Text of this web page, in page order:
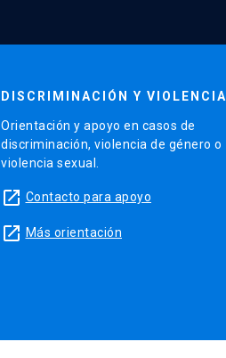
DISCRIMINACIÓN Y VIOLENCIA
Orientación y apoyo en casos de
discriminación, violencia de género o
violencia sexual.
launch Contacto para apoyo
launch Más orientación